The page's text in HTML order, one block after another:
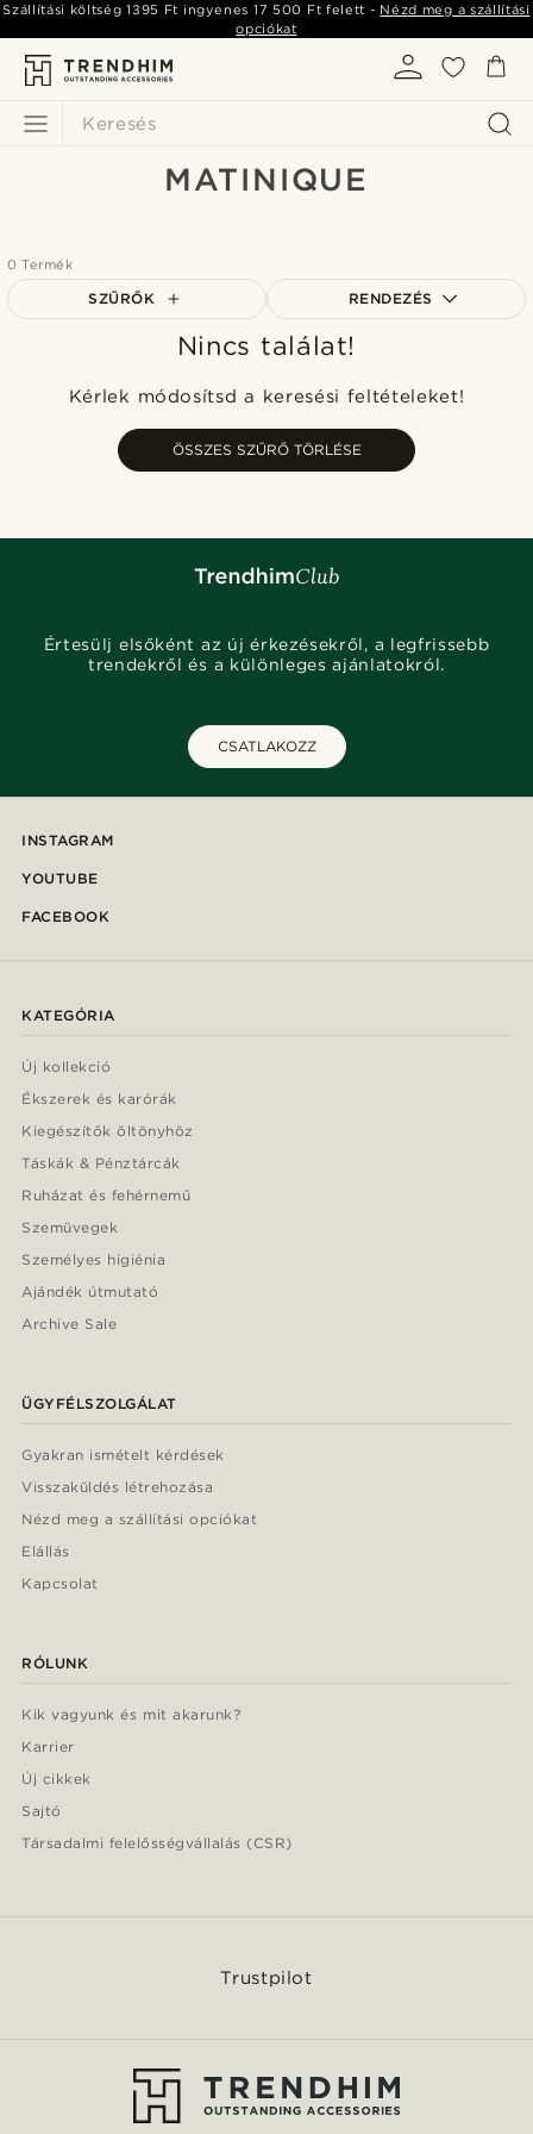
Keresés
Szállítási költség1395 Ft ingyenes 17 500 Ft felett - Nézd meg a szállítási
opciókat
MATINIQUE
0 Termék
SZŰRŐK RENDEZÉS
A legkeresettebb
Legmagasabb ár
Nincs találat!
Kérlek módosítsd a keresési feltételeket!
ÖSSZES SZŰRŐ TÖRLÉSE
Értesülj elsőként az új érkezésekről, a legfrissebb
trendekről és a különleges ajánlatokról.
CSATLAKOZZ
INSTAGRAM
YOUTUBE
FACEBOOK
KATEGÓRIA
Új kollekció
Ékszerek és karórák
Kiegészítők öltönyhöz
Táskák & Pénztárcák
Ruházat és fehérnemű
Szemüvegek
Személyes higiénia
Ajándék útmutató
Archive Sale
ÜGYFÉLSZOLGÁLAT
Gyakran ismételt kérdések
Visszaküldés létrehozása
Nézd meg a szállítási opciókat
Elállás
Kapcsolat
RÓLUNK
Kik vagyunk és mit akarunk?
Karrier
Új cikkek
Sajtó
Társadalmi felelősségvállalás (CSR)
Trustpilot